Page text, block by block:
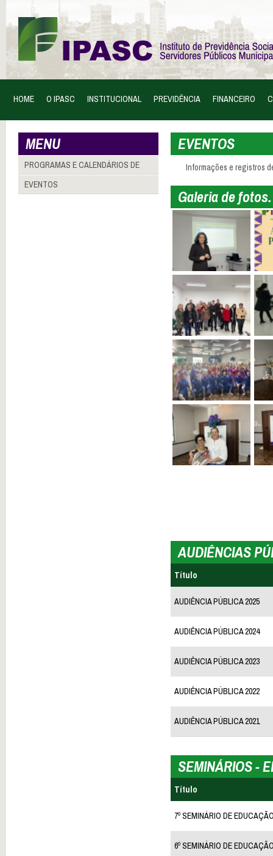
HOME O IPASC INSTITUCIONAL PREVIDÊNCIA FINANCEIRO
MENU
PROGRAMAS E CALENDÁRIOS DE
AÇÕES
EVENTOS
EVENTOS
Informações e registros
Galeria de fotos.
AUDIÊNCIAS
Título
AUDIÊNCIA PÚBLICA 2025
AUDIÊNCIA PÚBLICA 2024
AUDIÊNCIA PÚBLICA 2023
AUDIÊNCIA PÚBLICA 2022
AUDIÊNCIA PÚBLICA 2021
SEMINÁRIOS -
Título
7º SEMINÁRIO DE
6º SEMINÁRIO DE